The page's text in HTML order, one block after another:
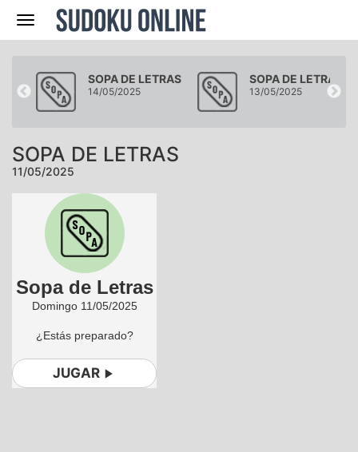
Navegación
SOPA DE LETRAS
14/05/2025
SOPA DE LETRAS
13/05/2025
SOPA DE LETRAS
11/05/2025
Sopa de Letras
Domingo 11/05/2025
¿Estás preparado?
JUGAR